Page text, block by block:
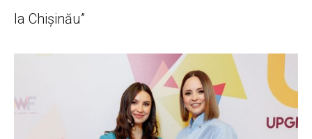
la Chișinău”